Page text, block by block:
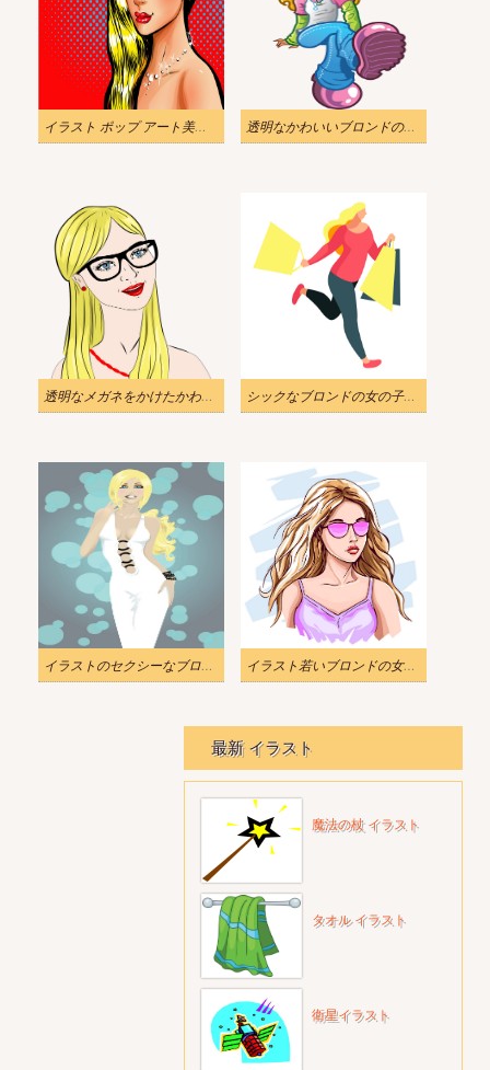
イラスト ポップ アート美しいブロンドの女の子 透明なかわいいブロンドの女の子のイラスト
透明なメガネをかけたかわいいブロンドの女の子のイラスト シックなブロンドの女の子の買い物客のpngを実行しているイラスト
イラストのセクシーなブロンドの女の子 イラスト若いブロンドの女の子png
最新 イラスト
魔法の杖 イラスト
タオル イラスト
衛星イラスト